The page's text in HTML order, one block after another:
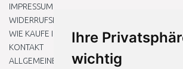
Ihre
wichtig
IMPRESSUM
WIDERRUFSRECHT
WIE KAUFE ICH EIN?
KONTAKT
ALLGEMEINEN GESCHÄFTSBEDINGUNGEN